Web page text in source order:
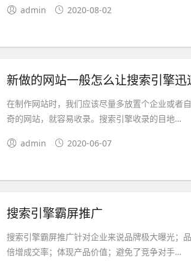
admin 2020-08-02
新做的网站一般怎么让搜索引擎迅
在制作网站时，我们应该尽量多放置个企业或者
奇的网站，就容易收录。搜索引擎收录的目地…
admin 2020-06-07
搜索引擎霸屏推广
搜索引擎霸屏推广针对企业来说品牌极大曝光；
倍增成交率；体现产品价值；避免了竞争对手…